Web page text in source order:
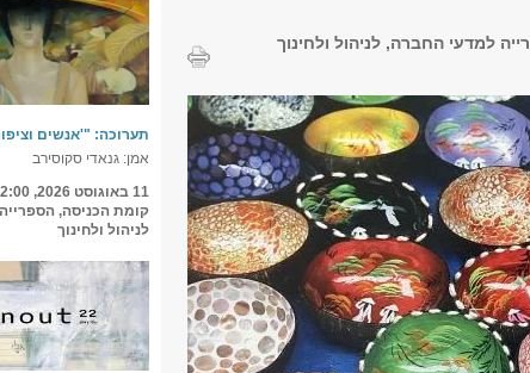
למדעי החברה, לניהול ולחינוך
תערוכה: "'אנשים
אמן: גנאדי סקוסירב
11 באוגוסט 2026, 12:00
קומת הכניסה,
לניהול ולחינוך